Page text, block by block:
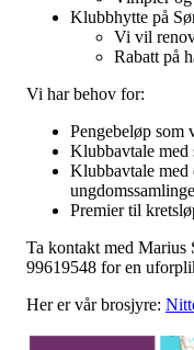
Klubbhytte på
Vi vil
Rabatt på
Vi har behov for:
Pengebeløp som
Klubbavtale med
Klubbavtale med
Premier til
Ta kontakt med
99619548 for en
Her er vår brosjyre: